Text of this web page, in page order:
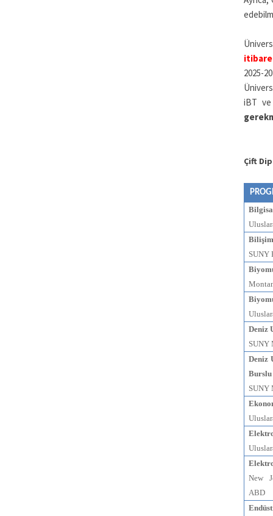
2025-
iBT ve
Çift
SUNY
Deniz
SUNY
Deniz
Burslu
SUNY
New
ABD